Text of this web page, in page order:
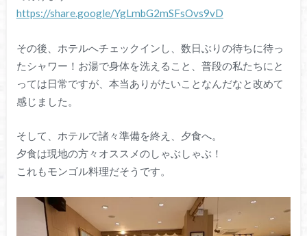
https://share.google/YgLmbG2mSFsOvs9vD
その後、ホテルへチェックインし、数日ぶりの待ちに待っ
たシャワー！お湯で身体を洗えること、普段の私たちにと
っては日常ですが、本当ありがたいことなんだなと改めて
感じました。
そして、ホテルで諸々準備を終え、夕食へ。
夕食は現地の方々オススメのしゃぶしゃぶ！
これもモンゴル料理だそうです。